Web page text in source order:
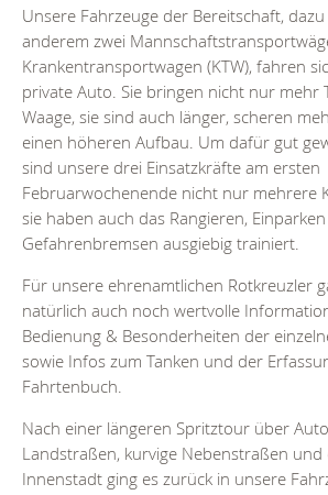
Unsere Fahrzeuge der Bereitschaft,
anderem zwei
Krankentransportwagen (KTW), fahren
private Auto. Sie bringen nicht nur mehr
Waage, sie sind auch länger, scheren
einen höheren Aufbau. Um dafür gut
sind unsere drei Einsatzkräfte am ersten
Februarwochenende nicht nur mehrere
sie haben auch das Rangieren,
Gefahrenbremsen ausgiebig trainiert.
Für unsere ehrenamtlichen Rotkreuzler
natürlich auch noch wertvolle
Bedienung & Besonderheiten der
sowie Infos zum Tanken und der
Fahrtenbuch.
Nach einer längeren Spritztour über
Landstraßen, kurvige Nebenstraßen
Innenstadt ging es zurück in unsere